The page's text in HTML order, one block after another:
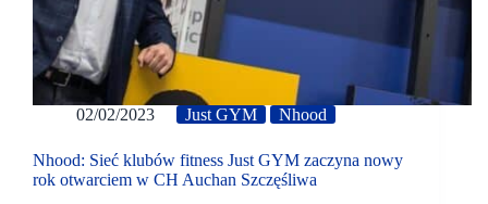
02/02/2023 Just GYM Nhood
Nhood: Sieć klubów fitness Just GYM zaczyna nowy
rok otwarciem w CH Auchan Szczęśliwa